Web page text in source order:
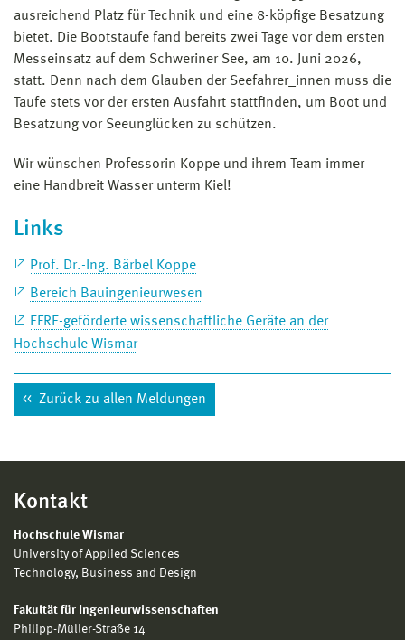
ausreichend Platz für Technik und eine 8-köpfige Besatzung
bietet. Die Bootstaufe fand bereits zwei Tage vor dem ersten
Messeinsatz auf dem Schweriner See, am 10. Juni 2026,
statt. Denn nach dem Glauben der Seefahrer_innen muss die
Taufe stets vor der ersten Ausfahrt stattfinden, um Boot und
Besatzung vor Seeunglücken zu schützen.
Wir wünschen Professorin Koppe und ihrem Team immer
eine Handbreit Wasser unterm Kiel!
Links
Prof. Dr.-Ing. Bärbel Koppe
Bereich Bauingenieurwesen
EFRE-geförderte wissenschaftliche Geräte an der
Hochschule Wismar
Zurück zu allen Meldungen
Kontakt
Hochschule Wismar
University of Applied Sciences
Technology, Business and Design
Fakultät für Ingenieurwissenschaften
Philipp-Müller-Straße 14